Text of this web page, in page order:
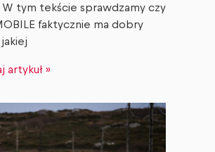
tym tekście sprawdzamy czy
faktycznie ma dobry
artykuł »